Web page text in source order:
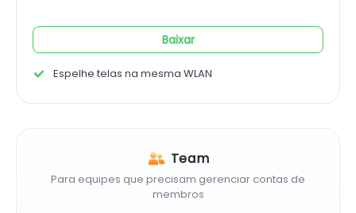
Team
Para equipes que precisam gerenciar contas de
membros
Baixar
Espelhe telas na mesma WLAN